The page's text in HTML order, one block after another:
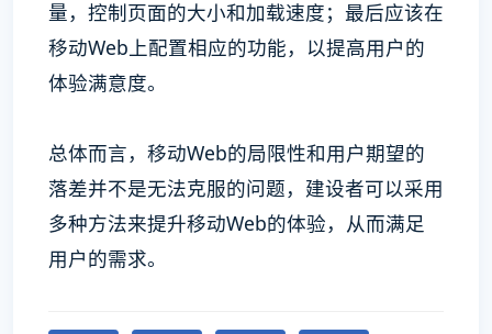
量，控制页面的大小和加载速度；最后应该在
移动Web上配置相应的功能，以提高用户的
体验满意度。
总体而言，移动Web的局限性和用户期望的
落差并不是无法克服的问题，建设者可以采用
多种方法来提升移动Web的体验，从而满足
用户的需求。